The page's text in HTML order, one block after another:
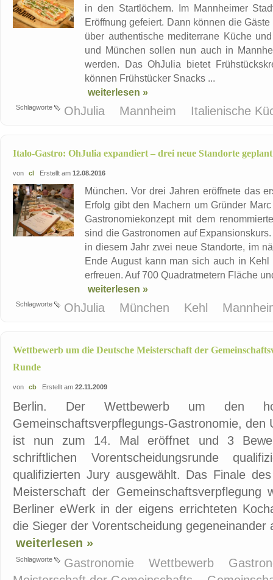
in den Startlöchern. Im Mannheimer
Eröffnung gefeiert. Dann können die
über authentische mediterrane Küche
und München sollen nun auch in
werden. Das OhJulia bietet
können Frühstücker Snacks ...
weiterlesen »
Schlagworte OhJulia Mannheim Italienische
Italo-Gastro: OhJulia expandiert – drei neue Standorte geplant
von cl Erstellt am 12.08.2016
München. Vor drei Jahren eröffnete das
Erfolg gibt den Machern um Gründer
Gastronomiekonzept mit dem
sind die Gastronomen auf
in diesem Jahr zwei neue Standorte, im
Ende August kann man sich auch in
erfreuen. Auf 700 Quadratmetern Fläche
weiterlesen »
Schlagworte OhJulia München Kehl
Wettbewerb um die Deutsche Meisterschaft der
Runde
von cb Erstellt am 22.11.2009
Berlin. Der Wettbewerb um den
Gemeinschaftsverpflegungs-Gastronomie, den
ist nun zum 14. Mal eröffnet und 3
schriftlichen Vorentscheidungsrunde
qualifizierten Jury ausgewählt. Das Finale
Meisterschaft der
Berliner eWerk in der eigens errichteten
die Sieger der Vorentscheidung gegeneinander
weiterlesen »
Schlagworte Gastronomie Wettbewerb